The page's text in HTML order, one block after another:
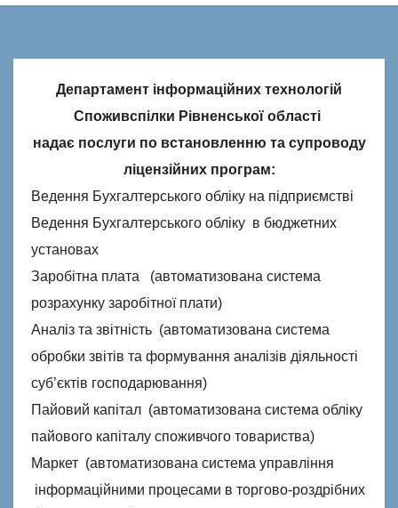
Департамент інформаційних технологій
Споживспілки Рівненської області
надає послуги по встановленню та супроводу
ліцензійних програм:
Ведення Бухгалтерського обліку на підприємстві
Ведення Бухгалтерського обліку в бюджетних
установах
Заробітна плата (автоматизована система
розрахунку заробітної плати)
Аналіз та звітність (автоматизована система
обробки звітів та формування аналізів діяльності
суб’єктів господарювання)
Пайовий капітал (автоматизована система обліку
пайового капіталу споживчого товариства)
Маркет (автоматизована система управління
інформаційними процесами в торгово-роздрібних